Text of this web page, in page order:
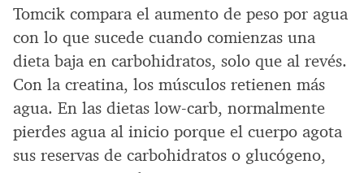
Tomcik compara el aumento de peso por agua
con lo que sucede cuando comienzas una
dieta baja en carbohidratos, solo que al revés.
Con la creatina, los músculos retienen más
agua. En las dietas low-carb, normalmente
pierdes agua al inicio porque el cuerpo agota
sus reservas de carbohidratos o glucógeno,